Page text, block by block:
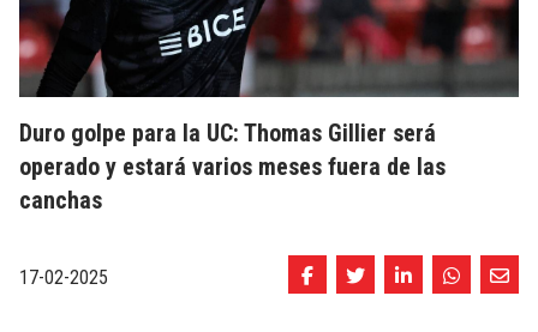
Duro golpe para la UC: Thomas Gillier será
operado y estará varios meses fuera de las
canchas
17-02-2025